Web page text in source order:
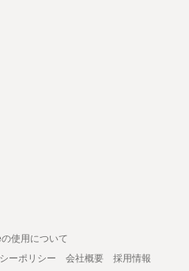
使用について
ーポリシー 会社概要
採用情報